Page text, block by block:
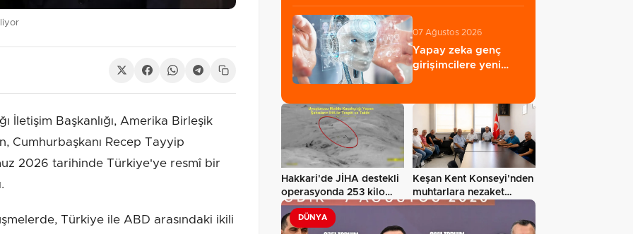
İletişim Başkanlığı, Amerika Birleşik
Cumhurbaşkanı Recep Tayyip
2026 tarihinde Türkiye'ye resmî bir
Türkiye ile ABD arasındaki ikili
paylaştı…
07 Ağustos 2026
Yapay zeka genç
girişimcilere yeni
Hakkari'de JİHA destekli
operasyonda 253 kilo
esrar…
Keşan Kent Konseyi'nden
muhtarlara nezaket
ziyareti…
DÜNYA